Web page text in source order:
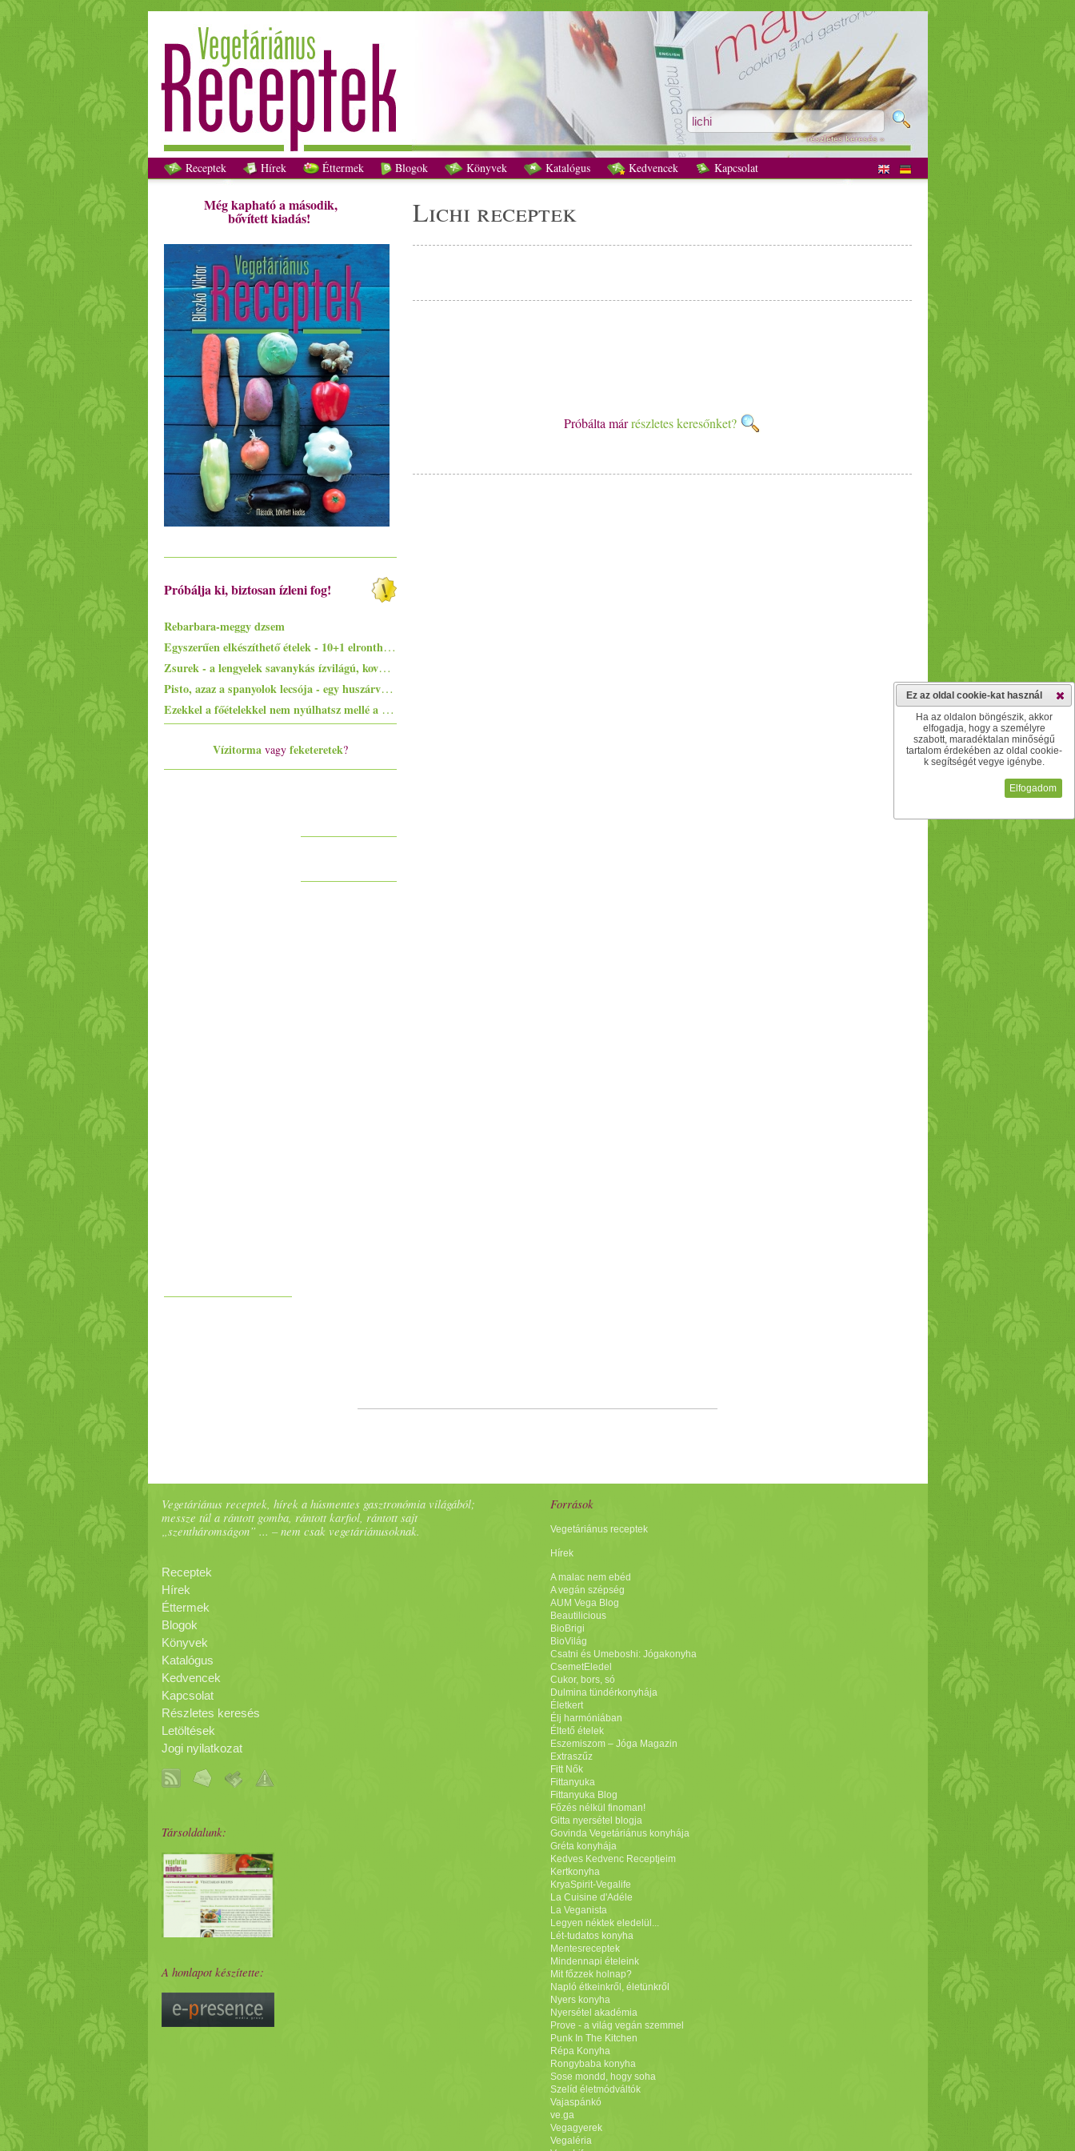
lichi receptek - Vegetáriánus receptek
részletes keresés »
Receptek Hírek Éttermek Blogok Könyvek Katalógus Kedvencek Kapcsolat
Még kapható a második,
bővített kiadás!
Próbálja ki, biztosan ízleni fog!
Rebarbara-meggy dzsem
Egyszerűen elkészíthető ételek - 10+1 elronthatatlan recept kezdő konyhatündéreknek
Zsurek - a lengyelek savanykás ízvilágú, kovászos levese
Pisto, azaz a spanyolok lecsója - egy huszárvágással tesszük laktatóbbá
Ezekkel a főételekkel nem nyúlhatsz mellé a hőségben - 5+1 kánikularecept
Vízitorma vagy feketeretek?
lichi receptek
Próbálta márrészletes keresőnket?
Vegetáriánus receptek, hírek a húsmentes gasztronómia világából;
messze túl a rántott gomba, rántott karfiol, rántott sajt
„szentháromságon” ... – nem csak vegetáriánusoknak.
Receptek
Hírek
Éttermek
Blogok
Könyvek
Katalógus
Kedvencek
Kapcsolat
Részletes keresés
Letöltések
Jogi nyilatkozat
Társoldalunk:
A honlapot készítette:
Források
Vegetáriánus receptek
Hírek
A malac nem ebéd
A vegán szépség
AUM Vega Blog
Beautilicious
BioBrigi
BioVilág
Csatni és Umeboshi: Jógakonyha
CsemetEledel
Cukor, bors, só
Dulmina tündérkonyhája
Életkert
Élj harmóniában
Éltető ételek
Eszemiszom – Jóga Magazin
Extraszűz
Fitt Nők
Fittanyuka
Fittanyuka Blog
Főzés nélkül finoman!
Gitta nyersétel blogja
Govinda Vegetáriánus konyhája
Gréta konyhája
Kedves Kedvenc Receptjeim
Kertkonyha
KryaSpirit-Vegalife
La Cuisine d'Adéle
La Veganista
Legyen néktek eledelül...
Lét-tudatos konyha
Mentesreceptek
Mindennapi ételeink
Mit főzzek holnap?
Napló étkeinkről, életünkről
Nyers konyha
Nyersétel akadémia
Prove - a világ vegán szemmel
Punk In The Kitchen
Répa Konyha
Rongybaba konyha
Sose mondd, hogy soha
Szelíd életmódváltók
Vajaspánkó
ve.ga
Vegagyerek
Vegaléria
Ez az oldal cookie-kat használ
Ha az oldalon böngészik, akkor
elfogadja, hogy a személyre
szabott, maradéktalan minőségű
tartalom érdekében az oldal cookie-
k segítségét vegye igénybe.
Elfogadom